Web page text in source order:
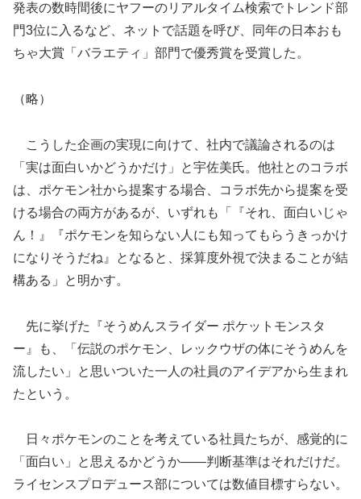
発表の数時間後にヤフーのリアルタイム検索でトレンド部
門3位に入るなど、ネットで話題を呼び、同年の日本おも
ちゃ大賞「バラエティ」部門で優秀賞を受賞した。
（略）
こうした企画の実現に向けて、 社内で議論されるのは
「実は面白いかどうかだけ」
と宇佐美氏。他社とのコラボ
は、ポケモン社から提案する場合、コラボ先から提案を受
ける場合の両方があるが、いずれも「『それ、面白いじゃ
ん！』『ポケモンを知らない人にも知ってもらうきっかけ
になりそうだね』となると、採算度外視で決まることが結
構ある」と明かす。
先に挙げた『そうめんスライダー ポケットモンスタ
ー』も、
「伝説のポケモン、レックウザの体にそうめんを
流したい」
と思いついた一人の社員のアイデアから生まれ
たという。
日々ポケモンのことを考えている社員たちが、感覚的に
「面白い」と思えるかどうか――判断基準はそれだけだ。
ライセンスプロデュース部については数値目標すらない。